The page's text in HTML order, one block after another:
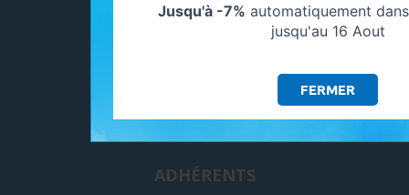
77550 MOISSY CRAMAYEL
ADHÉRENTS
Jusqu'à -7% automatiquement
jusqu'au 16 Aout
FERMER